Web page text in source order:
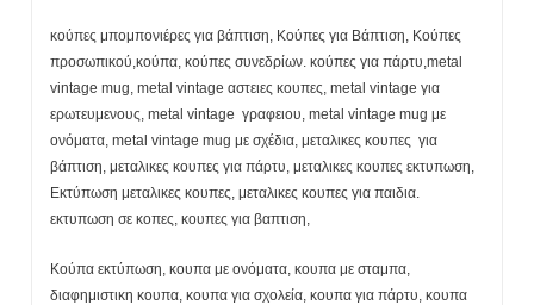
κούπες μπομπονιέρες για βάπτιση, Κούπες για Βάπτιση, Κούπες
προσωπικού,κούπα, κούπες συνεδρίων. κούπες για πάρτυ,metal
vintage mug, metal vintage αστειες κουπες, metal vintage για
ερωτευμενους, metal vintage γραφειου, metal vintage mug με
ονόματα, metal vintage mug με σχέδια, μεταλικες κουπες για
βάπτιση, μεταλικες κουπες για πάρτυ, μεταλικες κουπες εκτυπωση,
Εκτύπωση μεταλικες κουπες, μεταλικες κουπες για παιδια.
εκτυπωση σε κοπες, κουπες για βαπτιση,
Κούπα εκτύπωση, κουπα με ονόματα, κουπα με σταμπα,
διαφημιστικη κουπα, κουπα για σχολεία, κουπα για πάρτυ, κουπα